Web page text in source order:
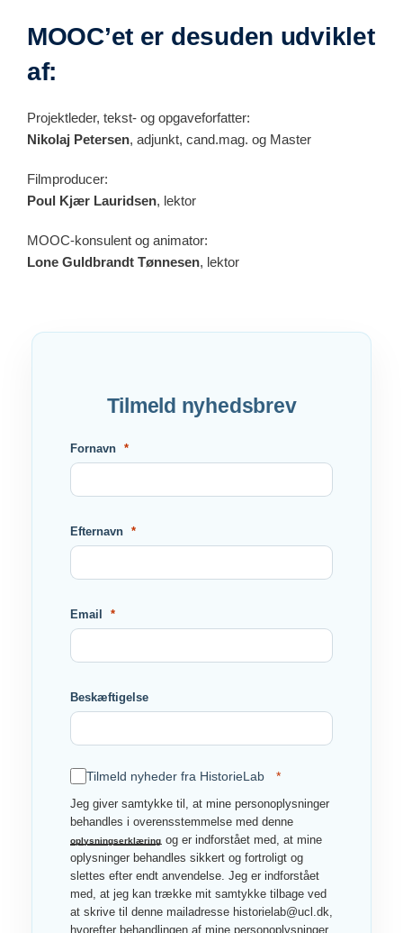
MOOC’et er desuden udviklet
af:
Projektleder, tekst- og opgaveforfatter:
Nikolaj Petersen, adjunkt, cand.mag. og Master
Filmproducer:
Poul Kjær Lauridsen, lektor
MOOC-konsulent og animator:
Lone Guldbrandt Tønnesen, lektor
Tilmeld nyhedsbrev
Fornavn
Efternavn
Email
Beskæftigelse
Tilmeld nyheder fra HistorieLab
Jeg giver samtykke til, at mine personoplysninger
behandles i overensstemmelse med denne
oplysningserklæring og er indforstået med, at mine
oplysninger behandles sikkert og fortroligt og
slettes efter endt anvendelse. Jeg er indforstået
med, at jeg kan trække mit samtykke tilbage ved
at skrive til denne mailadresse historielab@ucl.dk,
hvorefter behandlingen af mine personoplysninger